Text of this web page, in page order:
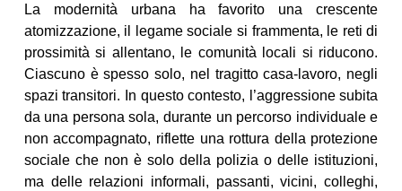
La modernità urbana ha favorito una crescente
atomizzazione, il legame sociale si frammenta, le reti di
prossimità si allentano, le comunità locali si riducono.
Ciascuno è spesso solo, nel tragitto casa-lavoro, negli
spazi transitori. In questo contesto, l’aggressione subita
da una persona sola, durante un percorso individuale e
non accompagnato, riflette una rottura della protezione
sociale che non è solo della polizia o delle istituzioni,
ma delle relazioni informali, passanti, vicini, colleghi,